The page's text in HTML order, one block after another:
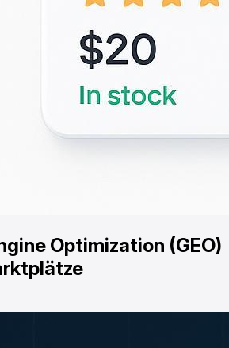
Optimization (GEO)